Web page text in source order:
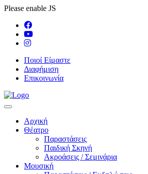
Please enable JS
Ποιοί Είμαστε
Διαφήμιση
Επικοινωνία
Αρχική
Θέατρο
Παραστάσεις
Παιδική Σκηνή
Ακροάσεις / Σεμινάρια
Μουσική